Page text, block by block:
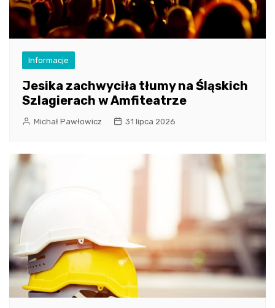
Informacje
Jesika zachwyciła tłumy na Śląskich
Szlagierach w Amfiteatrze
Michał Pawłowicz 31 lipca 2026